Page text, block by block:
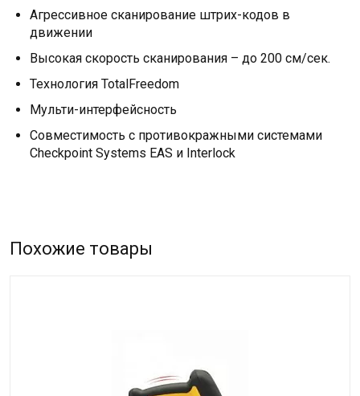
Агрессивное сканирование штрих-кодов в
движении
Высокая скорость сканирования – до 200 см/сек.
Технология TotalFreedom
Мульти-интерфейсность
Совместимость с противокражными системами
Checkpoint Systems EAS и Interlock
Похожие товары